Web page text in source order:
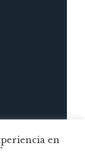
- Ecuadoren